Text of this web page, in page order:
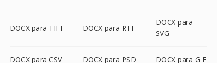
DOCX para TIFF DOCX para RTF
DOCX para
SVG
DOCX para CSV DOCX para PSD DOCX para GIF